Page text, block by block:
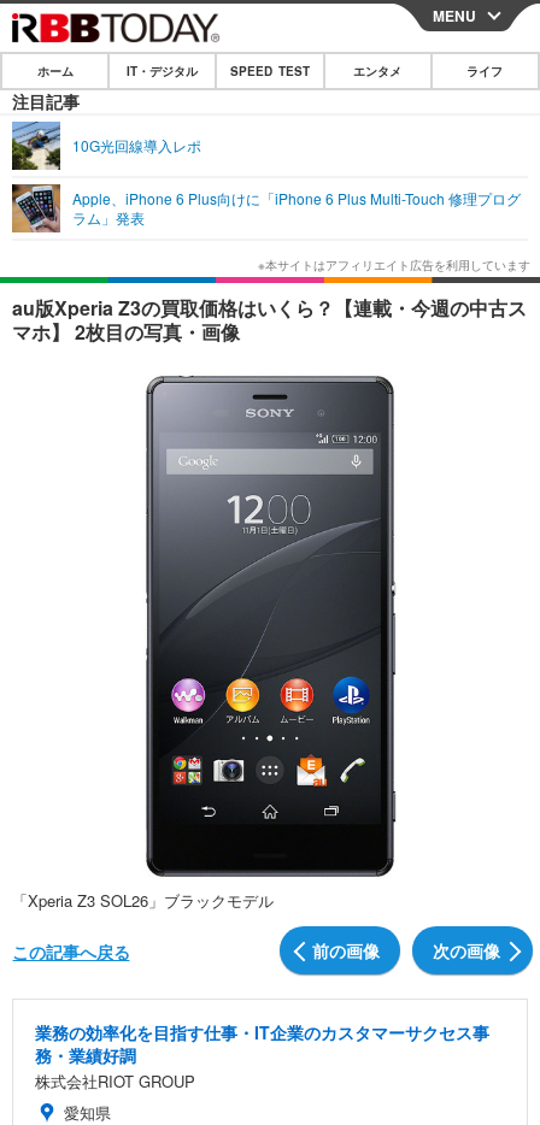
CLOSE
ホーム
IT・デジタル
ネタ
ショッピング その他
SPEED TEST
エンタメ
エンタメTOP 映画・ドラマ
韓流・K-POP
音楽 スポーツ
ブログ
ショッピング
ライフ
ライフTOP
ペット ショッピング
リリース一覧
プッシュ通知の停止方法
MENU
ホーム IT・デジタル SPEED TEST エンタメ ライフ
注目記事
10G光回線導入レポ
Apple、iPhone 6 Plus向けに「iPhone 6 Plus Multi-Touch 修理プログ
ラム」発表
au版Xperia Z3の買取価格はいくら？【連載・今週の中古ス
マホ】 2枚目の写真・画像
「Xperia Z3 SOL26」ブラックモデル
前の画像 次の画像
この記事へ戻る
業務の効率化を目指す仕事・IT企業のカスタマーサクセス事
務・業績好調
株式会社RIOT GROUP
愛知県